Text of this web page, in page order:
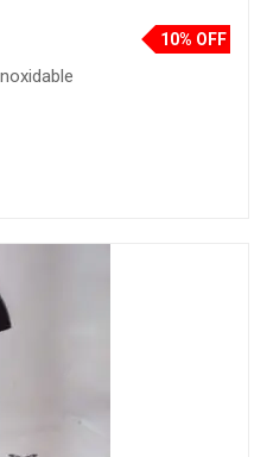
10% OFF